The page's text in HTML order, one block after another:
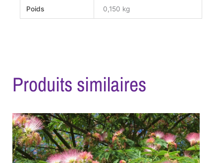
Poids 0,150 kg
Produits similaires